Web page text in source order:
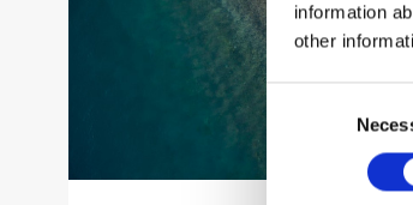
information
other